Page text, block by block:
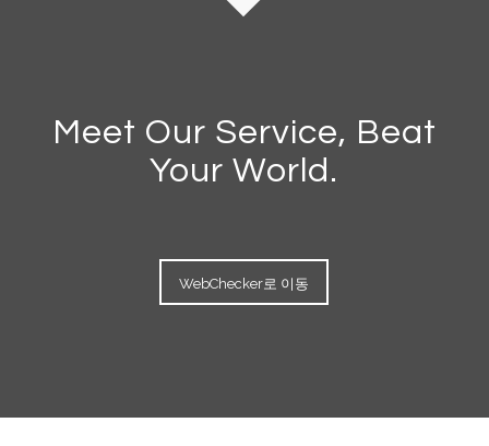
Meet Our Service, Beat
Your World.
WebChecker로 이동